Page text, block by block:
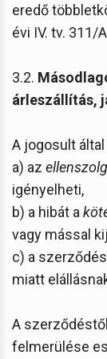
eredő
évi IV. tv. 311/
3.2.
árleszállítás,
A jogosult
a) az
igényelheti,
b) a hibát a
vagy mással
c) a
miatt
A
felmerülése